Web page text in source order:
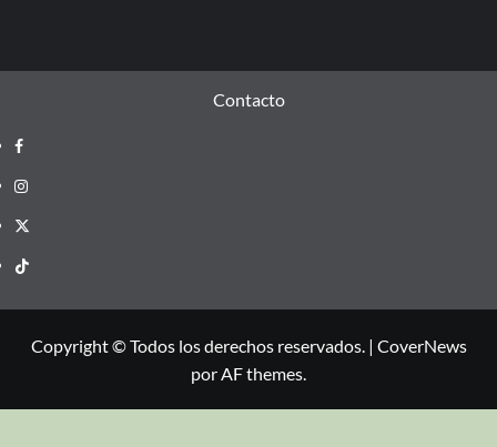
Contacto
Copyright © Todos los derechos reservados. | CoverNews
por AF themes.